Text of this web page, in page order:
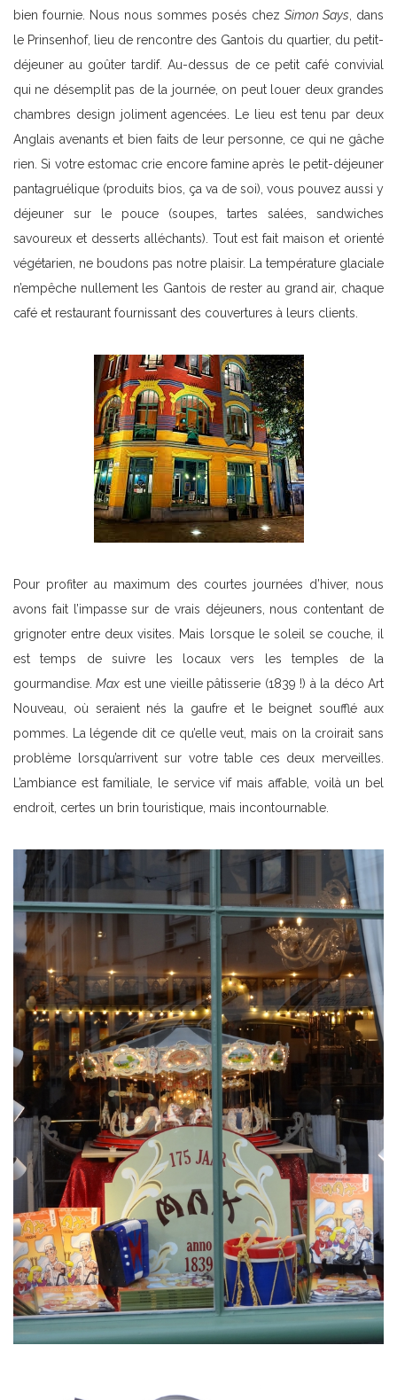
bien fournie. Nous nous sommes posés chez Simon Says, dans
le Prinsenhof, lieu de rencontre des Gantois du quartier, du petit-
déjeuner au goûter tardif. Au-dessus de ce petit café convivial
qui ne désemplit pas de la journée, on peut louer deux grandes
chambres design joliment agencées. Le lieu est tenu par deux
Anglais avenants et bien faits de leur personne, ce qui ne gâche
rien. Si votre estomac crie encore famine après le petit-déjeuner
pantagruélique (produits bios, ça va de soi), vous pouvez aussi y
déjeuner sur le pouce (soupes, tartes salées, sandwiches
savoureux et desserts alléchants). Tout est fait maison et orienté
végétarien, ne boudons pas notre plaisir. La température glaciale
n’empêche nullement les Gantois de rester au grand air, chaque
café et restaurant fournissant des couvertures à leurs clients.
Pour profiter au maximum des courtes journées d’hiver, nous
avons fait l’impasse sur de vrais déjeuners, nous contentant de
grignoter entre deux visites. Mais lorsque le soleil se couche, il
est temps de suivre les locaux vers les temples de la
gourmandise.Max est une vieille pâtisserie (1839 !) à la déco Art
Nouveau, où seraient nés la gaufre et le beignet soufflé aux
pommes. La légende dit ce qu’elle veut, mais on la croirait sans
problème lorsqu’arrivent sur votre table ces deux merveilles.
L’ambiance est familiale, le service vif mais affable, voilà un bel
endroit, certes un brin touristique, mais incontournable.